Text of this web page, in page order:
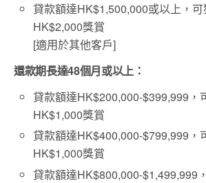
貸款額達HK$1,500,000或以上，可
HK$2,000獎賞
[適用於其他客戶]
還款期長達48個月或以上：
貸款額達HK$200,000-$399,999，
HK$1,000獎賞
貸款額達HK$400,000-$799,999，
HK$1,000獎賞
貸款額達HK$800,000-$1,499,999